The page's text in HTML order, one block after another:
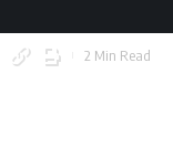
2 Min Read